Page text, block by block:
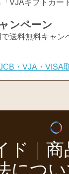
VJAギフトカー
ンペーン
送料無料キャ
・VJA・VISA
ド
商